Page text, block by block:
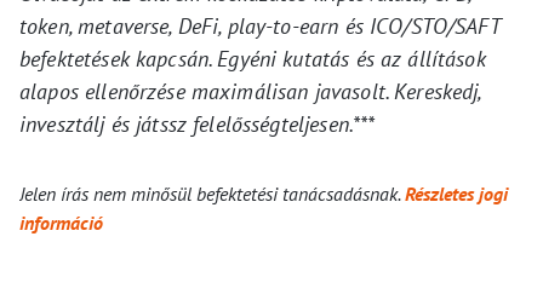
token, metaverse, DeFi, play-to-earn és ICO/STO/SAFT
befektetések kapcsán. Egyéni kutatás és az állítások
alapos ellenőrzése maximálisan javasolt. Kereskedj,
invesztálj és játssz felelősségteljesen.***
Jelen írás nem minősül befektetési tanácsadásnak.Részletes jogi
információ